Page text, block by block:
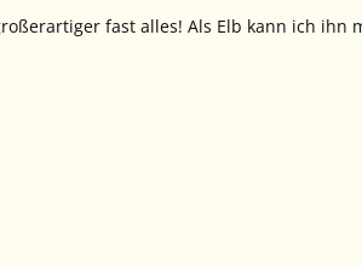
fast alles! Als Elb kann ich ihn